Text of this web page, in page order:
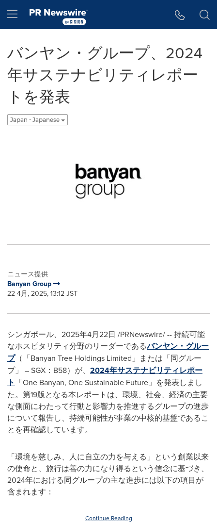
Hamburger menu
バンヤン・グループ、2024
年サステナビリティレポー
トを発表
Japan - Japanese
ニュース提供
Banyan Group
22 4月, 2025, 13:12 JST
シンガポール、2025年4月22日 /PRNewswire/ -- 持続可能
なホスピタリティ分野のリーダーであるバンヤン・グルー
プ（「Banyan Tree Holdings Limited」または「同グルー
プ」 – SGX：B58）が、 2024年サステナビリティレポー
ト 「One Banyan, One Sustainable Future」を発表しまし
た。第19版となる本レポートは、環境、社会、経済の主要
な側面にわたって行動と影響力を推進するグループの進歩
について報告し、持続可能性が事業の中核的基盤であるこ
とを再確認しています。
「環境を慈しみ、人に自立の力を与える」という創業以来
の使命と、旅行は善の力になり得るという信念に基づき、
2024年における同グループの主な進歩には以下の項目が
含まれます：
Continue Reading